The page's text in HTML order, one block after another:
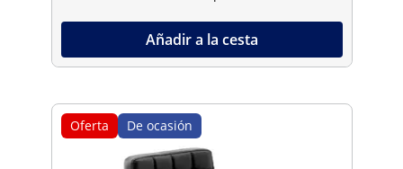
Añadir a la cesta
Oferta De ocasión